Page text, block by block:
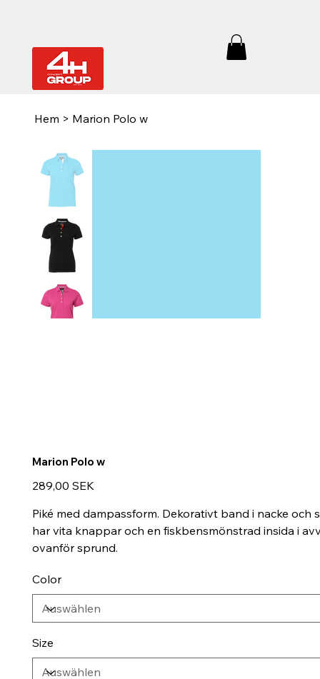
Hem > Marion Polo w
Marion Polo w
Preis
289,00 SEK
Piké med dampassform. Dekorativt band i nacke
har vita knappar och en fiskbensmönstrad insida i
ovanför sprund.
Color
Size